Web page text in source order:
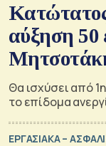
αύξηση 50
Θα ισχύσει από
το επίδομα
ΕΡΓΑΣΙΑΚΑ –